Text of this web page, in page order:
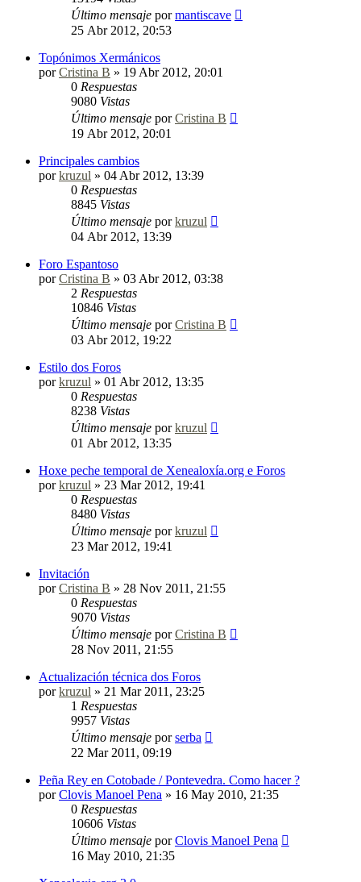
Último mensaje pormantiscave
25 Abr 2012, 20:53
Topónimos Xermánicos
porCristina B » 19 Abr 2012, 20:01
0 Respuestas
9080 Vistas
Último mensaje porCristina B
19 Abr 2012, 20:01
Principales cambios
porkruzul » 04 Abr 2012, 13:39
0 Respuestas
8845 Vistas
Último mensaje porkruzul
04 Abr 2012, 13:39
Foro Espantoso
porCristina B » 03 Abr 2012, 03:38
2 Respuestas
10846 Vistas
Último mensaje porCristina B
03 Abr 2012, 19:22
Estilo dos Foros
porkruzul » 01 Abr 2012, 13:35
0 Respuestas
8238 Vistas
Último mensaje porkruzul
01 Abr 2012, 13:35
Hoxe peche temporal de Xenealoxía.org e Foros
porkruzul » 23 Mar 2012, 19:41
0 Respuestas
8480 Vistas
Último mensaje porkruzul
23 Mar 2012, 19:41
Invitación
porCristina B » 28 Nov 2011, 21:55
0 Respuestas
9070 Vistas
Último mensaje porCristina B
28 Nov 2011, 21:55
Actualización técnica dos Foros
porkruzul » 21 Mar 2011, 23:25
1 Respuestas
9957 Vistas
Último mensaje porserba
22 Mar 2011, 09:19
Peña Rey en Cotobade / Pontevedra. Como hacer ?
porClovis Manoel Pena » 16 May 2010, 21:35
0 Respuestas
10606 Vistas
Último mensaje porClovis Manoel Pena
16 May 2010, 21:35